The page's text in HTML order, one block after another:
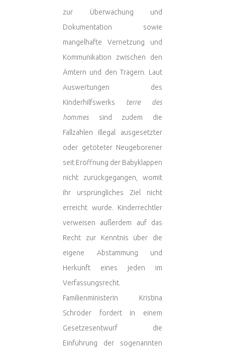
zur Überwachung und
Dokumentation sowie
mangelhafte Vernetzung und
Kommunikation zwischen den
Ämtern und den Trägern. Laut
Auswertungen des
Kinderhilfswerks terre des
hommes sind zudem die
Fallzahlen illegal ausgesetzter
oder getöteter Neugeborener
seit Eröffnung der Babyklappen
nicht zurückgegangen, womit
ihr ursprüngliches Ziel nicht
erreicht wurde. Kinderrechtler
verweisen außerdem auf das
Recht zur Kenntnis über die
eigene Abstammung und
Herkunft eines jeden im
Verfassungsrecht.
Familienministerin Kristina
Schröder fordert in einem
Gesetzesentwurf die
Einführung der sogenannten